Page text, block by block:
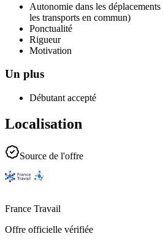
Autonomie dans les
les transports en commun)
Ponctualité
Rigueur
Motivation
Un plus
Débutant accepté
Localisation
Source de l'offre
France Travail
Offre officielle vérifiée